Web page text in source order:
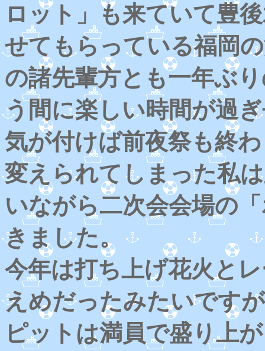
ロット」も来ていて豊
せてもらっている福岡
の諸先輩方とも一年ぶ
う間に楽しい時間が過
気が付けば前夜祭も終
変えられてしまった私
いながら二次会会場の
きました。
今年は打ち上げ花火と
えめだったみたいです
ピットは満員で盛り上